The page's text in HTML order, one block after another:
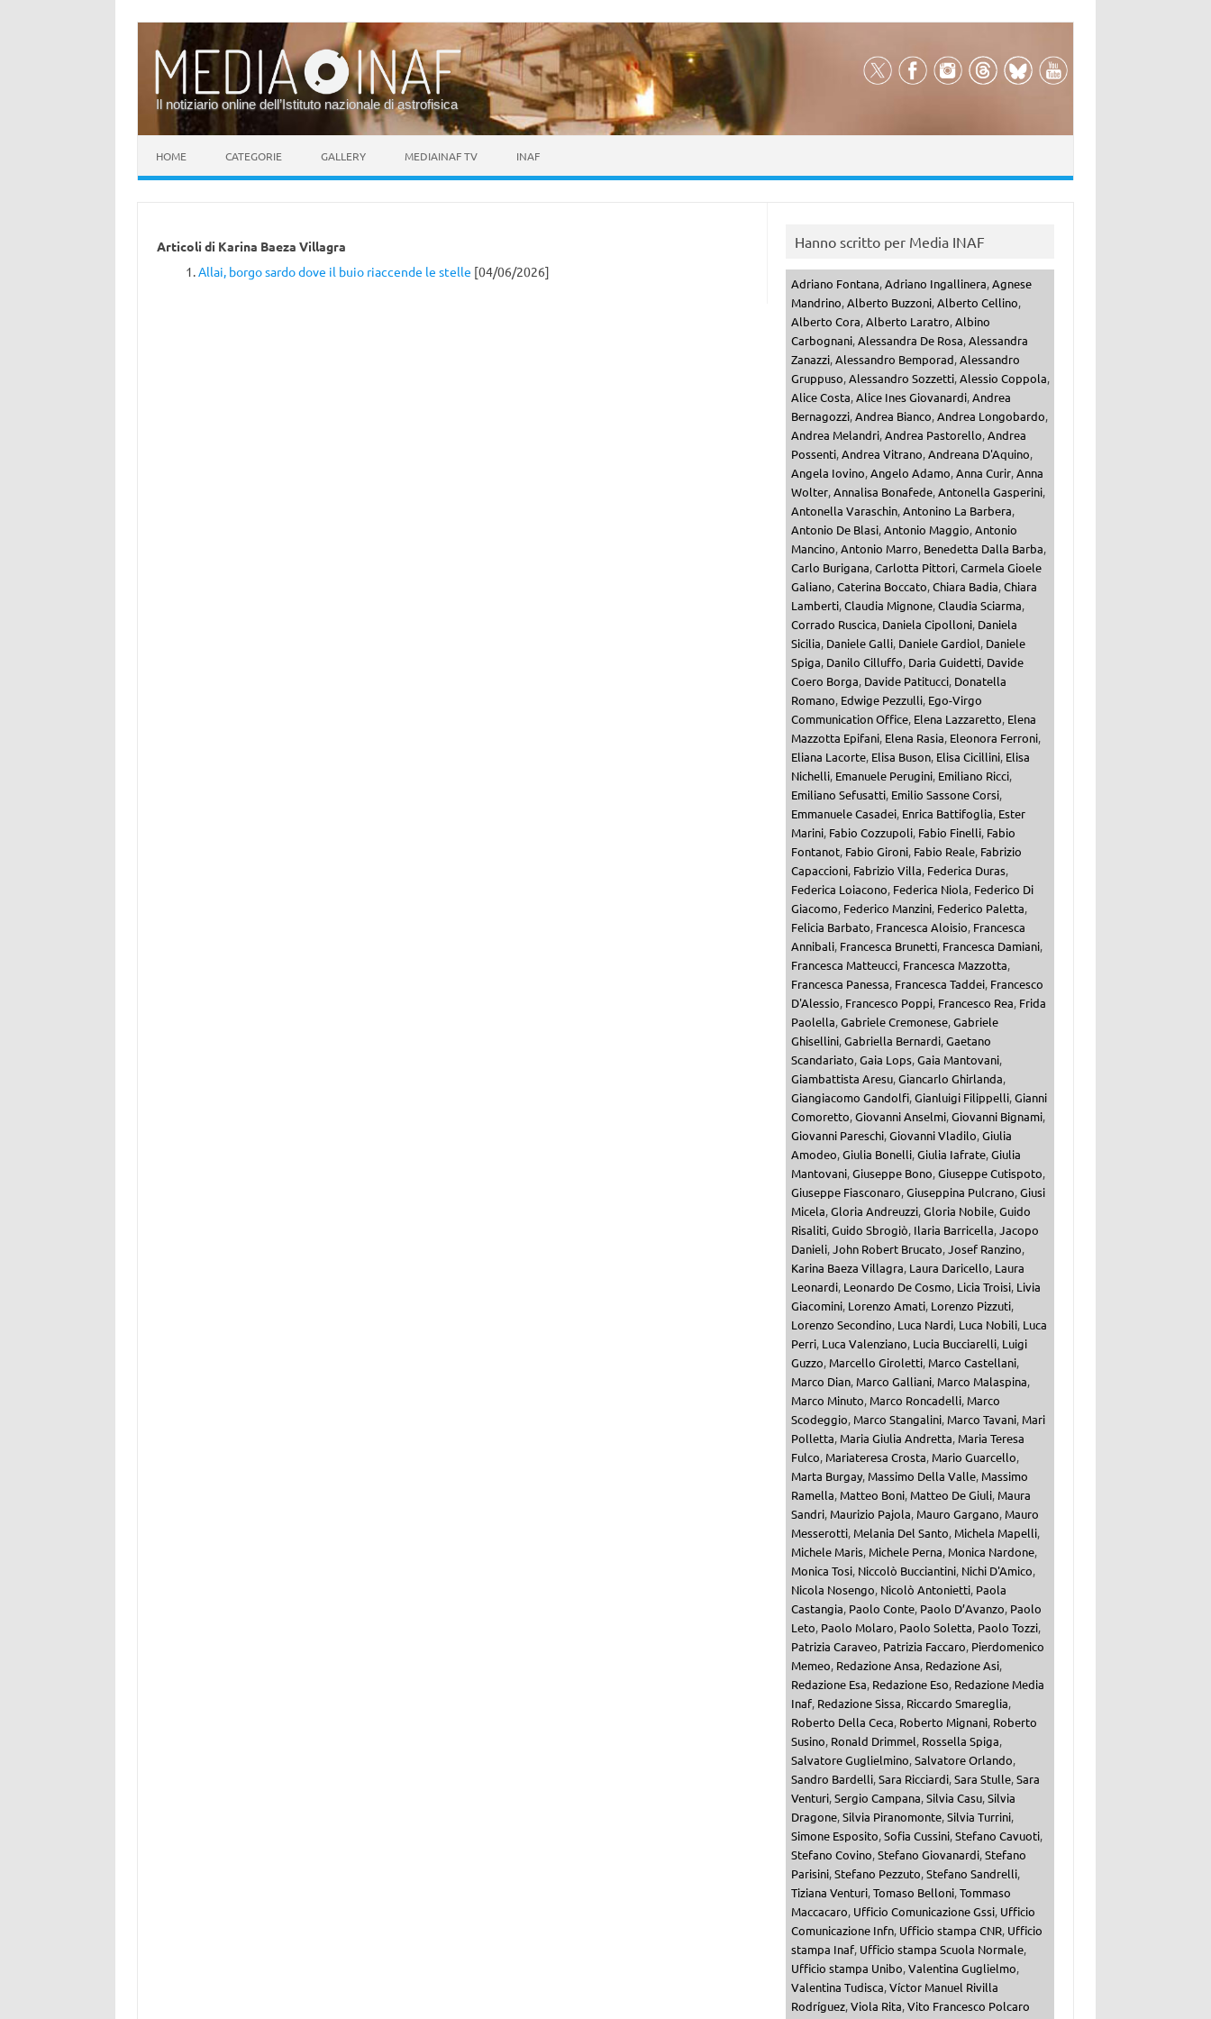
Il notiziario online dell’Istituto nazionale di astrofisica
HOME CATEGORIE GALLERY MEDIAINAF TV INAF
Articoli di Karina Baeza Villagra
Allai, borgo sardo dove il buio riaccende le stelle [04/06/2026]
Hanno scritto per Media INAF
Adriano Fontana,Adriano Ingallinera,Agnese
Mandrino,Alberto Buzzoni,Alberto Cellino,
Alberto Cora,Alberto Laratro,Albino
Carbognani,Alessandra De Rosa,Alessandra
Zanazzi,Alessandro Bemporad,Alessandro
Gruppuso,Alessandro Sozzetti,Alessio Coppola,
Alice Costa,Alice Ines Giovanardi,Andrea
Bernagozzi,Andrea Bianco,Andrea Longobardo,
Andrea Melandri,Andrea Pastorello,Andrea
Possenti,Andrea Vitrano,Andreana D'Aquino,
Angela Iovino,Angelo Adamo,Anna Curir,Anna
Wolter,Annalisa Bonafede,Antonella Gasperini,
Antonella Varaschin,Antonino La Barbera,
Antonio De Blasi,Antonio Maggio,Antonio
Mancino,Antonio Marro, Benedetta Dalla Barba,
Carlo Burigana,Carlotta Pittori,Carmela Gioele
Galiano,Caterina Boccato,Chiara Badia,Chiara
Lamberti,Claudia Mignone,Claudia Sciarma,
Corrado Ruscica, Daniela Cipolloni, Daniela
Sicilia, Daniele Galli, Daniele Gardiol, Daniele
Spiga, Danilo Cilluffo, Daria Guidetti, Davide
Coero Borga, Davide Patitucci, Donatella
Romano, Edwige Pezzulli, Ego-Virgo
Communication Office, Elena Lazzaretto, Elena
Mazzotta Epifani, Elena Rasia, Eleonora Ferroni,
Eliana Lacorte, Elisa Buson, Elisa Cicillini, Elisa
Nichelli, Emanuele Perugini, Emiliano Ricci,
Emiliano Sefusatti, Emilio Sassone Corsi,
Emmanuele Casadei, Enrica Battifoglia, Ester
Marini, Fabio Cozzupoli, Fabio Finelli, Fabio
Fontanot, Fabio Gironi, Fabio Reale, Fabrizio
Capaccioni, Fabrizio Villa, Federica Duras,
Federica Loiacono, Federica Niola, Federico Di
Giacomo, Federico Manzini, Federico Paletta,
Felicia Barbato, Francesca Aloisio, Francesca
Annibali, Francesca Brunetti, Francesca Damiani,
Francesca Matteucci, Francesca Mazzotta,
Francesca Panessa, Francesca Taddei, Francesco
D'Alessio, Francesco Poppi, Francesco Rea, Frida
Paolella,Gabriele Cremonese,Gabriele
Ghisellini,Gabriella Bernardi,Gaetano
Scandariato,Gaia Lops,Gaia Mantovani,
Giambattista Aresu,Giancarlo Ghirlanda,
Giangiacomo Gandolfi,Gianluigi Filippelli,Gianni
Comoretto,Giovanni Anselmi,Giovanni Bignami,
Giovanni Pareschi,Giovanni Vladilo,Giulia
Amodeo,Giulia Bonelli,Giulia Iafrate,Giulia
Mantovani,Giuseppe Bono,Giuseppe Cutispoto,
Giuseppe Fiasconaro,Giuseppina Pulcrano,Giusi
Micela,Gloria Andreuzzi,Gloria Nobile,Guido
Risaliti,Guido Sbrogiò, Ilaria Barricella,Jacopo
Danieli,John Robert Brucato,Josef Ranzino,
Karina Baeza Villagra, Laura Daricello, Laura
Leonardi, Leonardo De Cosmo, Licia Troisi, Livia
Giacomini, Lorenzo Amati, Lorenzo Pizzuti,
Lorenzo Secondino, Luca Nardi, Luca Nobili, Luca
Perri, Luca Valenziano, Lucia Bucciarelli, Luigi
Guzzo, Marcello Giroletti, Marco Castellani,
Marco Dian, Marco Galliani, Marco Malaspina,
Marco Minuto, Marco Roncadelli, Marco
Scodeggio, Marco Stangalini, Marco Tavani, Mari
Polletta, Maria Giulia Andretta, Maria Teresa
Fulco, Mariateresa Crosta, Mario Guarcello,
Marta Burgay, Massimo Della Valle, Massimo
Ramella, Matteo Boni, Matteo De Giuli, Maura
Sandri, Maurizio Pajola, Mauro Gargano, Mauro
Messerotti, Melania Del Santo, Michela Mapelli,
Michele Maris, Michele Perna, Monica Nardone,
Monica Tosi, Niccolò Bucciantini, Nichi D'Amico,
Nicola Nosengo, Nicolò Antonietti, Paola
Castangia, Paolo Conte, Paolo D’Avanzo, Paolo
Leto, Paolo Molaro, Paolo Soletta, Paolo Tozzi,
Patrizia Caraveo, Patrizia Faccaro, Pierdomenico
Memeo, Redazione Ansa, Redazione Asi,
Redazione Esa, Redazione Eso, Redazione Media
Inaf, Redazione Sissa, Riccardo Smareglia,
Roberto Della Ceca, Roberto Mignani, Roberto
Susino, Ronald Drimmel, Rossella Spiga,
Salvatore Guglielmino,Salvatore Orlando,
Sandro Bardelli,Sara Ricciardi,Sara Stulle,Sara
Venturi,Sergio Campana,Silvia Casu,Silvia
Dragone,Silvia Piranomonte,Silvia Turrini,
Simone Esposito,Sofia Cussini,Stefano Cavuoti,
Stefano Covino,Stefano Giovanardi,Stefano
Parisini,Stefano Pezzuto,Stefano Sandrelli,
Tiziana Venturi,Tomaso Belloni,Tommaso
Maccacaro, Ufficio Comunicazione Gssi, Ufficio
Comunicazione Infn, Ufficio stampa CNR, Ufficio
stampa Inaf, Ufficio stampa Scuola Normale,
Ufficio stampa Unibo,Valentina Guglielmo,
Valentina Tudisca,Víctor Manuel Rivilla
Rodríguez,Viola Rita,Vito Francesco Polcaro